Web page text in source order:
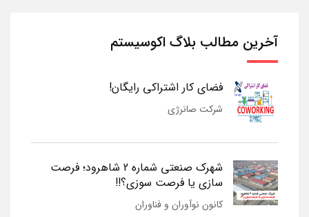
آخرین مطالب بلاگ اکوسیستم
فضای کار اشتراکی رایگان!
شرکت صانرژی
شهرک صنعتی شماره 2 شاهرود؛ فرصت
سازی یا فرصت سوزی؟!!
کانون نوآوران و فناوران